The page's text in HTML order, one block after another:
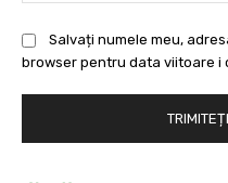
Salvați numele meu,
browser pentru data viitoare i